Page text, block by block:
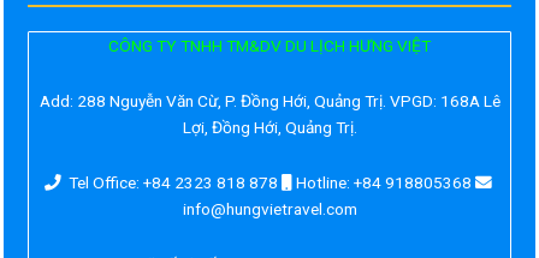
CÔNG TY TNHH TM&DV DU LỊCH HƯNG VIỆT
Add: 288 Nguyễn Văn Cừ, P. Đồng Hới, Quảng Trị. VPGD: 168A Lê
Lợi, Đồng Hới, Quảng Trị.
Tel Office: +84 2323 818 878
Hotline: +84 918805368
info@hungvietravel.com